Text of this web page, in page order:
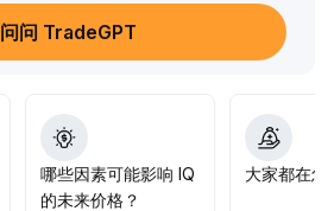
问问 TradeGPT
哪些因素可能影响 IQ
的未来价格？
大家都在怎